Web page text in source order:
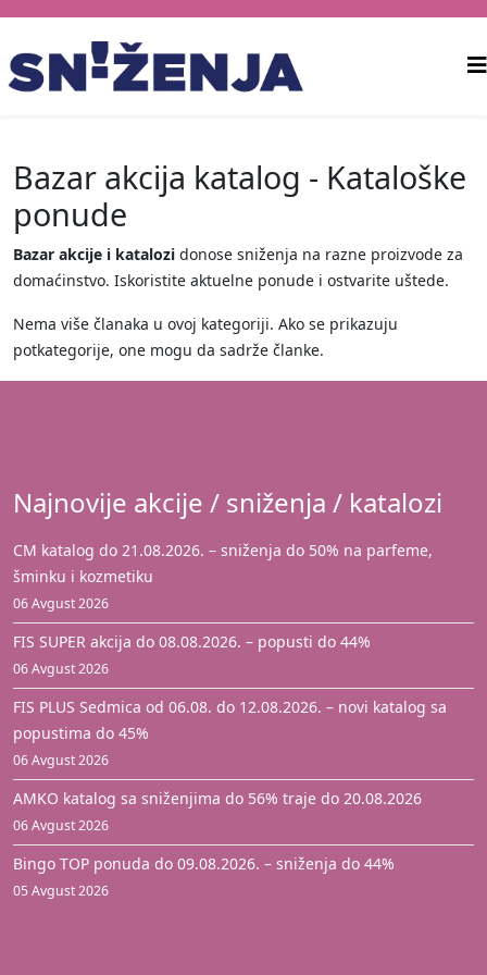
Bazar akcija katalog - Kataloške
ponude
Bazar akcije i katalozi donose sniženja na razne proizvode za
domaćinstvo. Iskoristite aktuelne ponude i ostvarite uštede.
Nema više članaka u ovoj kategoriji. Ako se prikazuju
potkategorije, one mogu da sadrže članke.
Najnovije akcije / sniženja / katalozi
CM katalog do 21.08.2026. – sniženja do 50% na parfeme,
šminku i kozmetiku
06 Avgust 2026
FIS SUPER akcija do 08.08.2026. – popusti do 44%
06 Avgust 2026
FIS PLUS Sedmica od 06.08. do 12.08.2026. – novi katalog sa
popustima do 45%
06 Avgust 2026
AMKO katalog sa sniženjima do 56% traje do 20.08.2026
06 Avgust 2026
Bingo TOP ponuda do 09.08.2026. – sniženja do 44%
05 Avgust 2026